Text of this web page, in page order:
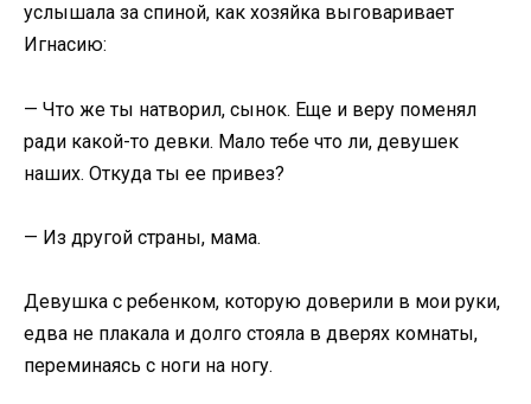
услышала за спиной, как хозяйка выговаривает
Игнасию:
— Что же ты натворил, сынок. Еще и веру поменял
ради какой-то девки. Мало тебе что ли, девушек
наших. Откуда ты ее привез?
— Из другой страны, мама.
Девушка с ребенком, которую доверили в мои руки,
едва не плакала и долго стояла в дверях комнаты,
переминаясь с ноги на ногу.